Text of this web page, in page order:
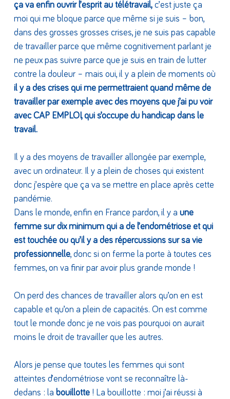
ça va enfin ouvrir l’esprit au télétravail,c’est juste ça
moi qui me bloque parce que même si je suis – bon,
dans des grosses grosses crises, je ne suis pas capable
de travailler parce que même cognitivement parlant je
ne peux pas suivre parce que je suis en train de lutter
contre la douleur – mais oui, il y a plein de moments où
il y a des crises qui me permettraient quand même de
travailler par exemple avec des moyens que j’ai pu voir
avec CAP EMPLOI, qui s’occupe du handicap dans le
travail.
Il y a des moyens de travailler allongée par exemple,
avec un ordinateur. Il y a plein de choses qui existent
donc j’espère que ça va se mettre en place après cette
pandémie.
Dans le monde, enfin en France pardon, il y a une
femme sur dix minimum qui a de l’endométriose et qui
est touchée ou qu’il y a des répercussions sur sa vie
professionnelle, donc si on ferme la porte à toutes ces
femmes, on va finir par avoir plus grande monde !
On perd des chances de travailler alors qu’on en est
capable et qu’on a plein de capacités. On est comme
tout le monde donc je ne vois pas pourquoi on aurait
moins le droit de travailler que les autres.
Alors je pense que toutes les femmes qui sont
atteintes d’endométriose vont se reconnaître là-
dedans : la bouillotte! La bouillotte : moi j’ai réussi à